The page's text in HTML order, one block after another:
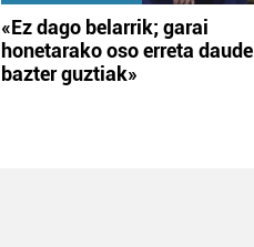
«Ez dago belarrik; garai
honetarako oso erreta daude
bazter guztiak»